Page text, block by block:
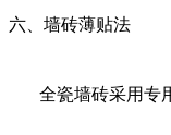
六、墙砖薄贴法
全瓷墙砖采用专